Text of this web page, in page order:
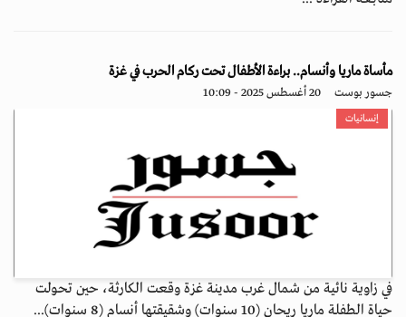
مأساة ماريا وأنسام.. براءة الأطفال تحت ركام الحرب في غزة
جسور بوست 20 أغسطس 2025 - 10:09
إنسانيات
في زاوية نائية من شمال غرب مدينة غزة وقعت الكارثة، حين تحولت
حياة الطفلة ماريا ريحان (10 سنوات) وشقيقتها أنسام (8 سنوات)...